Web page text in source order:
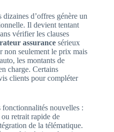
dizaines d’offres génère un
Il devient tentant
vérifier les clauses
assurance sérieux
non seulement le prix mais
les montants de
charge. Certains
clients pour compléter
fonctionnalités nouvelles :
retrait rapide de
de la télématique.